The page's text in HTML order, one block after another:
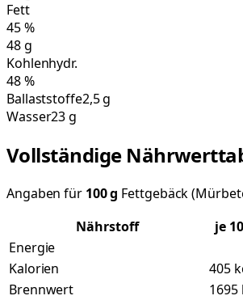
Fett
45%
48g
Kohlenhydr.
48%
Ballaststoffe2,5 g
Wasser23 g
Vollständige
Angaben für 100g Fettgebäck
Nährstoff
je
Energie
Kalorien
405
Brennwert
1695